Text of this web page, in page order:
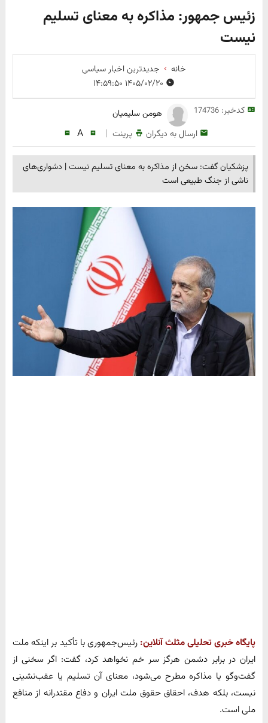
زئیس جمهور: مذاکره به معنای تسلیم
نیست
خانه
جدیدترین اخبار سیاسی
کدخبر:174736 هومن سلیمیان
ارسال به دیگران پرینت |
A
پزشکیان گفت: سخن از مذاکره به معنای تسلیم نیست | دشواری‌های
ناشی از جنگ طبیعی است
پایگاه خبری تحلیلی مثلث آنلاین: رئیس‌جمهوری با تأکید بر اینکه ملت
ایران در برابر دشمن هرگز سر خم نخواهد کرد، گفت: اگر سخنی از
گفت‌وگو یا مذاکره مطرح می‌شود، معنای آن تسلیم یا عقب‌نشینی
نیست، بلکه هدف، احقاق حقوق ملت ایران و دفاع مقتدرانه از منافع
ملی است.